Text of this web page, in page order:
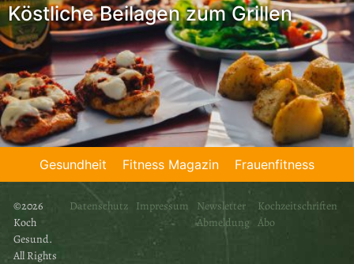
Köstliche Beilagen zum Grillen
Gesundheit Fitness Magazin Frauenfitness
©2026
Koch
Gesund.
All Rights
Datenschutz Impressum
Newsletter
Abmeldung
Kochzeitschriften
Abo